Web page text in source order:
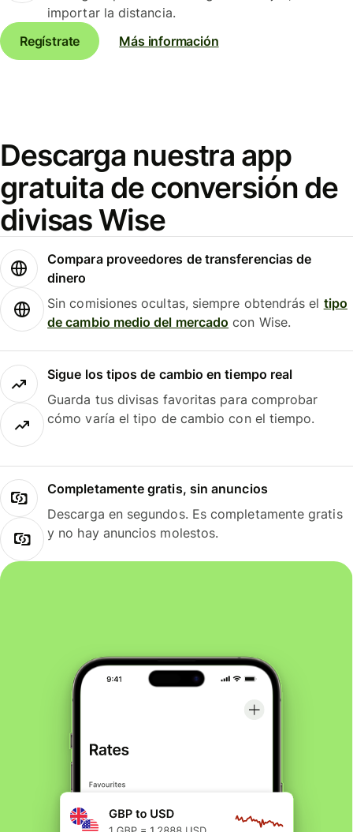
importar la distancia.
Regístrate
Más información
Descarga nuestra app
gratuita de conversión de
divisas Wise
Compara proveedores de transferencias de
dinero
Sin comisiones ocultas, siempre obtendrás el tipo
de cambio medio del mercado con Wise.
Sigue los tipos de cambio en tiempo real
Guarda tus divisas favoritas para comprobar
cómo varía el tipo de cambio con el tiempo.
Completamente gratis, sin anuncios
Descarga en segundos. Es completamente gratis
y no hay anuncios molestos.